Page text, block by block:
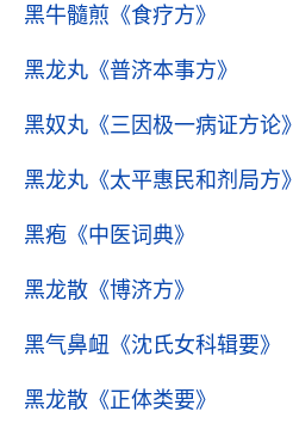
黑牛髓煎 《食疗方》
黑龙丸 《普济本事方》
黑奴丸 《三因极一病证方论》
黑龙丸 《太平惠民和剂局方》
黑疱 《中医词典》
黑龙散 《博济方》
黑气鼻衄 《沈氏女科辑要》
黑龙散 《正体类要》